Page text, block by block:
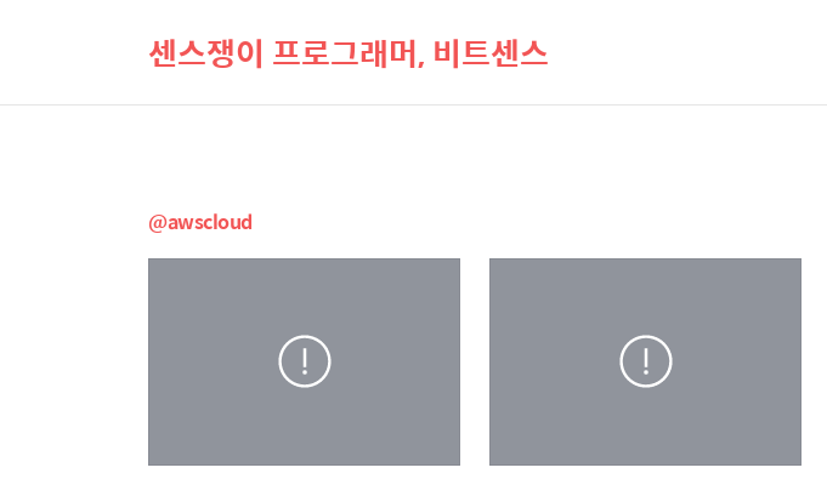
센스쟁이 프로그래머, 비트센스
@awscloud